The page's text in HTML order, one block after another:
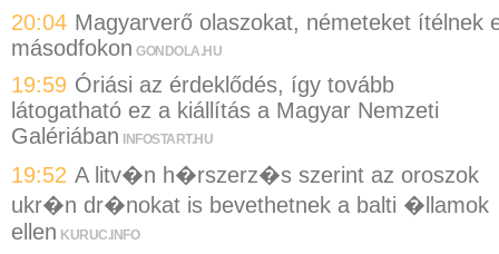
20:04 Magyarverő olaszokat, németeket ítélnek
másodfokon GONDOLA.HU
19:59 Óriási az érdeklődés, így tovább
látogatható ez a kiállítás a Magyar Nemzeti
Galériában INFOSTART.HU
19:52 A litv�n h�rszerz�s szerint az oroszok
ukr�n dr�nokat is bevethetnek a balti �llamok
ellen KURUC.INFO